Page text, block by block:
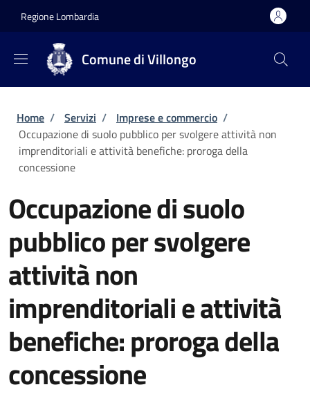
Regione Lombardia
Comune di Villongo
Briciole di pane
Home / Servizi / Imprese e commercio /
Occupazione di suolo pubblico per svolgere attività non
imprenditoriali e attività benefiche: proroga della
concessione
Occupazione di suolo
pubblico per svolgere
attività non
imprenditoriali e attività
benefiche: proroga della
concessione